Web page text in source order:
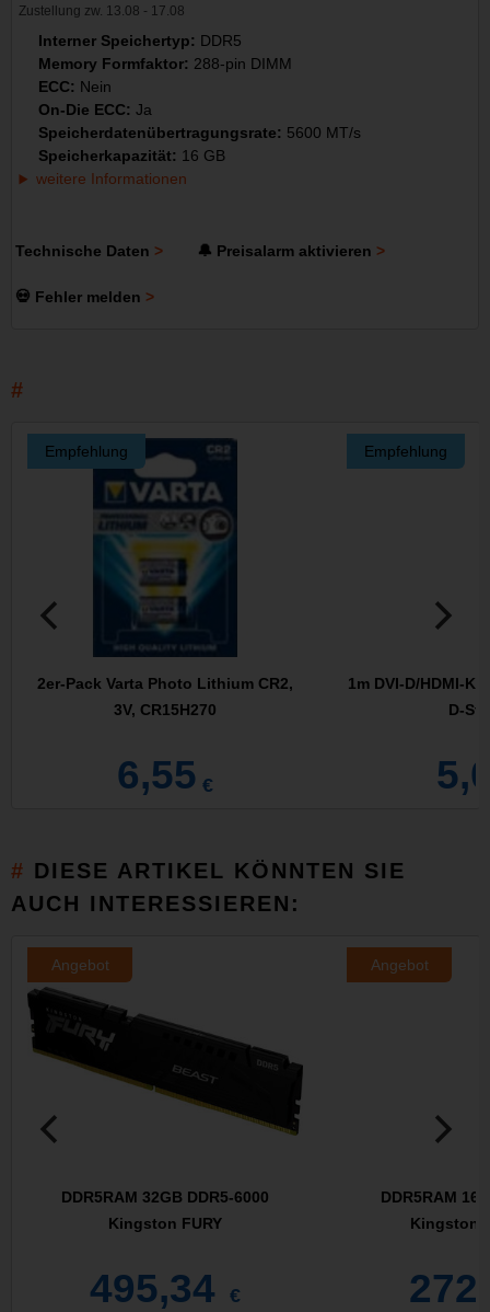
Zustellung zw. 13.08 - 17.08
Interner Speichertyp: DDR5
Memory Formfaktor: 288-pin DIMM
ECC: Nein
On-Die ECC: Ja
Speicherdatenübertragungsrate: 5600 MT/s
Speicherkapazität: 16 GB
weitere Informationen
Technische Daten 🔔 Preisalarm aktivieren
💀 Fehler melden
Empfehlung
2er-Pack Varta Photo Lithium CR2,
3V, CR15H270
6,55 €
Empfehlung
1m DVI-D/HDMI-
D-
DIESE ARTIKEL KÖNNTEN SIE
AUCH INTERESSIEREN:
Angebot
DDR5RAM 32GB DDR5-6000
Kingston FURY
495,34 €
Angebot
DDR5RAM
Kingston